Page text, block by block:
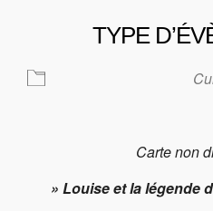
TYPE
Carte non
» Louise et la légende